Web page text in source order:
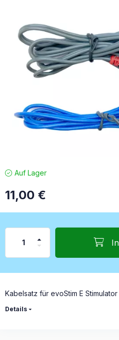
Auf Lager
11,00 €
Kabelsatz für evoStim E Stimulator
Details